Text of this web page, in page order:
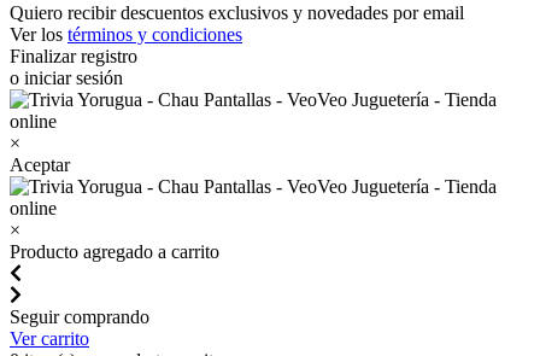
Quiero recibir descuentos exclusivos y novedades por email
Ver los términos y condiciones
Finalizar registro
o iniciar sesión
×
Aceptar
×
Producto agregado a carrito
Seguir comprando
Ver carrito